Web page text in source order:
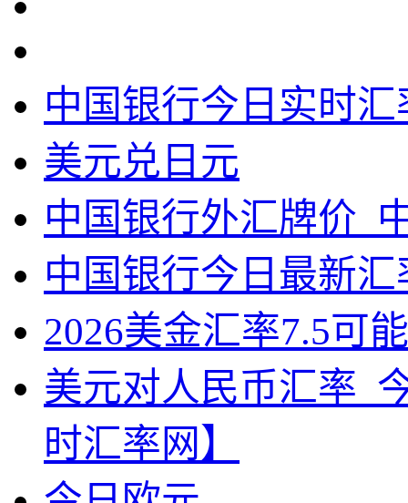
中国银行今日实时汇
美元兑日元
中国银行外汇牌价_
中国银行今日最新汇
2026美金汇率7.5可
美元对人民币汇率_
时汇率网】